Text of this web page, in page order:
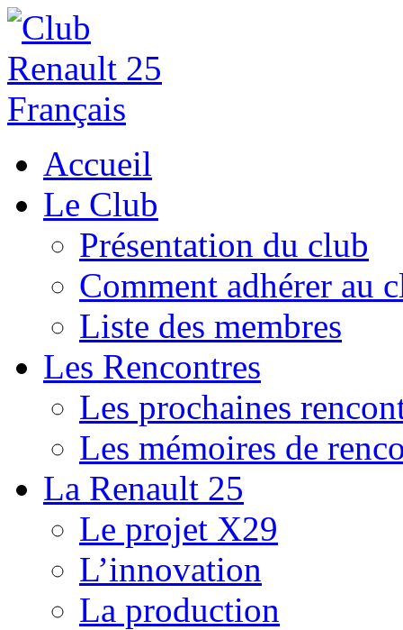
Accueil
Le Club
Présentation du club
Comment adhérer au
Liste des membres
Les Rencontres
Les prochaines
Les mémoires de
La Renault 25
Le projet X29
L’innovation
La production